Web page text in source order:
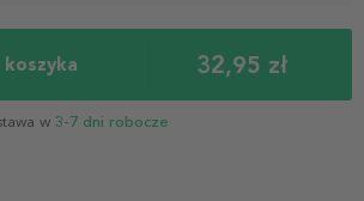
32,95 zł
w 3-7 dni robocze